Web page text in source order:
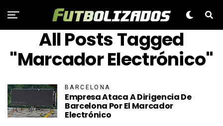
All Posts Tagged
"Marcador Electrónico"
BARCELONA
Empresa Ataca A Dirigencia De
Barcelona Por El Marcador
Electrónico